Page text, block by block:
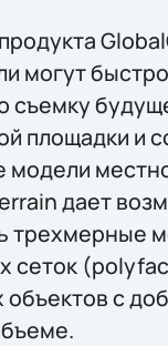
могут
съемку
площадки и
дает
трехмерные
сеток
с